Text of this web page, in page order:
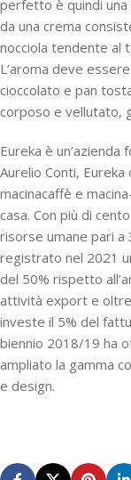
perfetto è quindi una
da una crema
nocciola tendente al
L’aroma deve
cioccolato e pan
corposo e vellutato,
Eureka è un’azienda
Aurelio Conti,
macinacaffè e
casa. Con più di
risorse umane pari a
registrato nel 2021
del 50% rispetto
attività export e
investe il 5% del
biennio 2018/19 ha
ampliato la gamma
e design.